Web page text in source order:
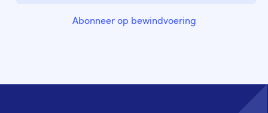
Abonneer op bewindvoering